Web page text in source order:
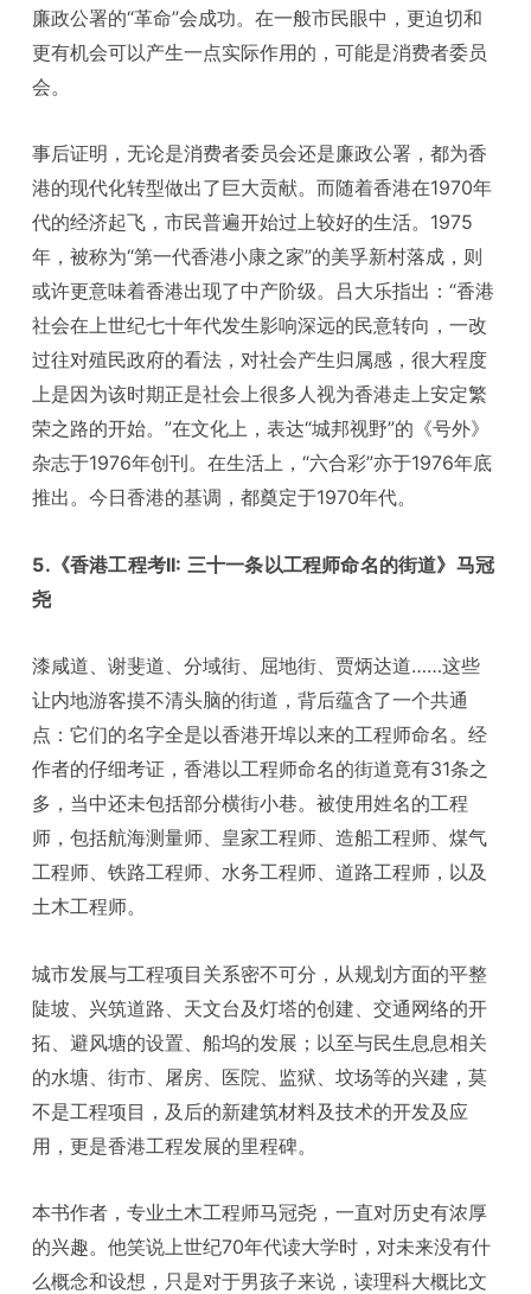
廉政公署的“革命”会成功。在一般市民眼中，更迫切和
更有机会可以产生一点实际作用的，可能是消费者委员
会。
事后证明，无论是消费者委员会还是廉政公署，都为香
港的现代化转型做出了巨大贡献。而随着香港在1970年
代的经济起飞，市民普遍开始过上较好的生活。1975
年，被称为“第一代香港小康之家”的美孚新村落成，则
或许更意味着香港出现了中产阶级。吕大乐指出：“香港
社会在上世纪七十年代发生影响深远的民意转向，一改
过往对殖民政府的看法，对社会产生归属感，很大程度
上是因为该时期正是社会上很多人视为香港走上安定繁
荣之路的开始。”在文化上，表达“城邦视野”的《号外》
杂志于1976年创刊。在生活上，“六合彩”亦于1976年底
推出。今日香港的基调，都奠定于1970年代。
5.《香港工程考II: 三十一条以工程师命名的街道》马冠
尧
漆咸道、谢斐道、分域街、屈地街、贾炳达道……这些
让内地游客摸不清头脑的街道，背后蕴含了一个共通
点：它们的名字全是以香港开埠以来的工程师命名。经
作者的仔细考证，香港以工程师命名的街道竟有31条之
多，当中还未包括部分横街小巷。被使用姓名的工程
师，包括航海测量师、皇家工程师、造船工程师、煤气
工程师、铁路工程师、水务工程师、道路工程师，以及
土木工程师。
城市发展与工程项目关系密不可分，从规划方面的平整
陡坡、兴筑道路、天文台及灯塔的创建、交通网络的开
拓、避风塘的设置、船坞的发展；以至与民生息息相关
的水塘、街市、屠房、医院、监狱、坟场等的兴建，莫
不是工程项目，及后的新建筑材料及技术的开发及应
用，更是香港工程发展的里程碑。
本书作者，专业土木工程师马冠尧，一直对历史有浓厚
的兴趣。他笑说上世纪70年代读大学时，对未来没有什
么概念和设想，只是对于男孩子来说，读理科大概比文